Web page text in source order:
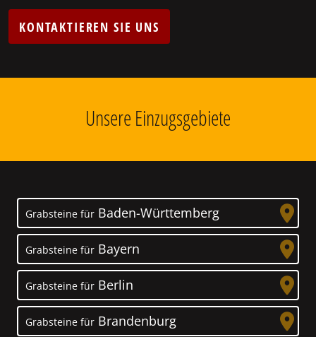
KONTAKTIEREN SIE UNS
Unsere Einzugsgebiete
Grabsteine für Baden-Württemberg
Grabsteine für Bayern
Grabsteine für Berlin
Grabsteine für Brandenburg